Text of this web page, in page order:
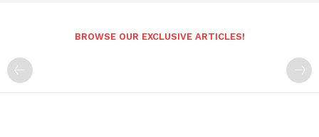
BROWSE OUR EXCLUSIVE ARTICLES!